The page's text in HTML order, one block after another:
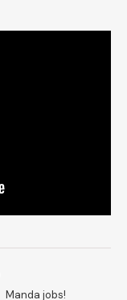
Manda jobs!